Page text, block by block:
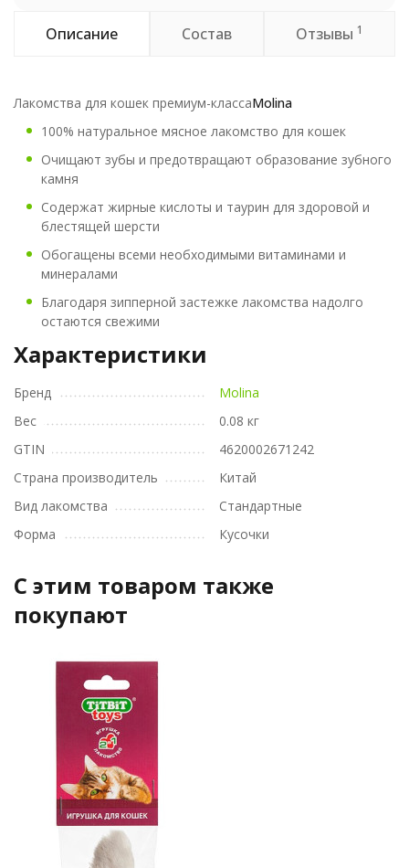
Описание Состав Отзывы 1
Лакомства для кошек премиум-классаMolina
100% натуральное мясное лакомство для кошек
Очищают зубы и предотвращают образование зубного
камня
Содержат жирные кислоты и таурин для здоровой и
блестящей шерсти
Обогащены всеми необходимыми витаминами и
минералами
Благодаря зипперной застежке лакомства надолго
остаются свежими
Характеристики
Бренд
Molina
Вес
0.08 кг
GTIN
4620002671242
Страна производитель
Китай
Вид лакомства
Стандартные
Форма
Кусочки
C этим товаром также
покупают